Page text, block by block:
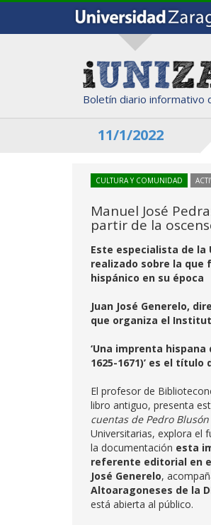
Boletín diario informativo
11/1/2022
CULTURA Y COMUNIDAD
Manuel José
partir de la
Este especialista de la
realizado sobre la que
hispánico en su época
Juan José Generelo,
que organiza el
‘Una imprenta hispana
1625-1671)’ es el
El profesor de
libro antiguo, presenta
cuentas de Pedro Blusón
Universitarias, explora el
la documentación esta
referente editorial en
José Generelo,
Altoaragoneses de la
está abierta al público.